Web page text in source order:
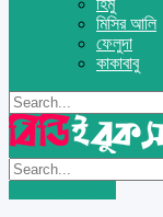
হিমু
মিসির আলি
ফেলুদা
কাকাবাবু